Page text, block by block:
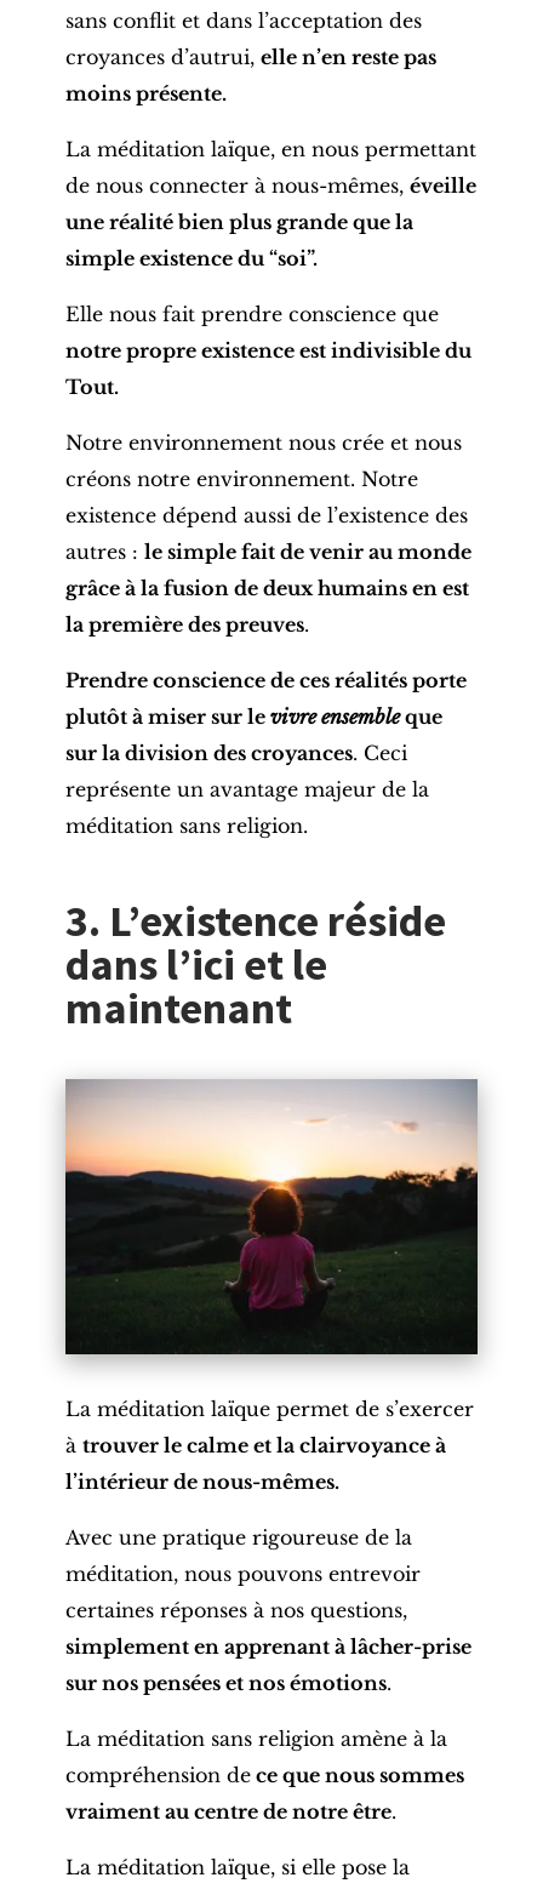
sans conflit et dans l’acceptation des
croyances d’autrui, elle n’en reste pas
moins présente.
La méditation laïque, en nous permettant
de nous connecter à nous-mêmes, éveille
une réalité bien plus grande que la
simple existence du “soi”.
Elle nous fait prendre conscience que
notre propre existence est indivisible du
Tout.
Notre environnement nous crée et nous
créons notre environnement. Notre
existence dépend aussi de l’existence des
autres : le simple fait de venir au monde
grâce à la fusion de deux humains en est
la première des preuves.
Prendre conscience de ces réalités porte
plutôt à miser sur le vivre ensembleque
sur la division des croyances. Ceci
représente un avantage majeur de la
méditation sans religion.
3. L’existence réside
dans l’ici et le
maintenant
La méditation laïque permet de s’exercer
à trouver le calme et la clairvoyance à
l’intérieur de nous-mêmes.
Avec une pratique rigoureuse de la
méditation, nous pouvons entrevoir
certaines réponses à nos questions,
simplement en apprenant à lâcher-prise
sur nos pensées et nos émotions.
La méditation sans religion amène à la
compréhension dece que nous sommes
vraiment au centre de notre être.
La méditation laïque, si elle pose la